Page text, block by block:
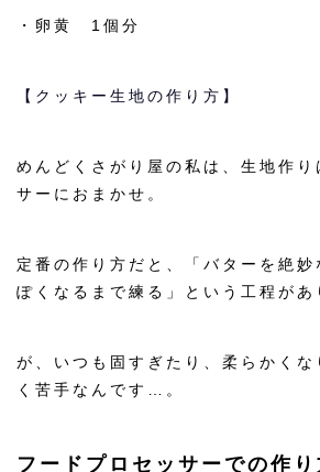
・卵黄 1個分
【クッキー生地の作り方】
めんどくさがり屋の私は、生地作り
サーにおまかせ。
定番の作り方だと、「バターを絶妙
ぽくなるまで練る」という工程があ
が、いつも固すぎたり、柔らかくな
く苦手なんです…。
フードプロセッサーでの作